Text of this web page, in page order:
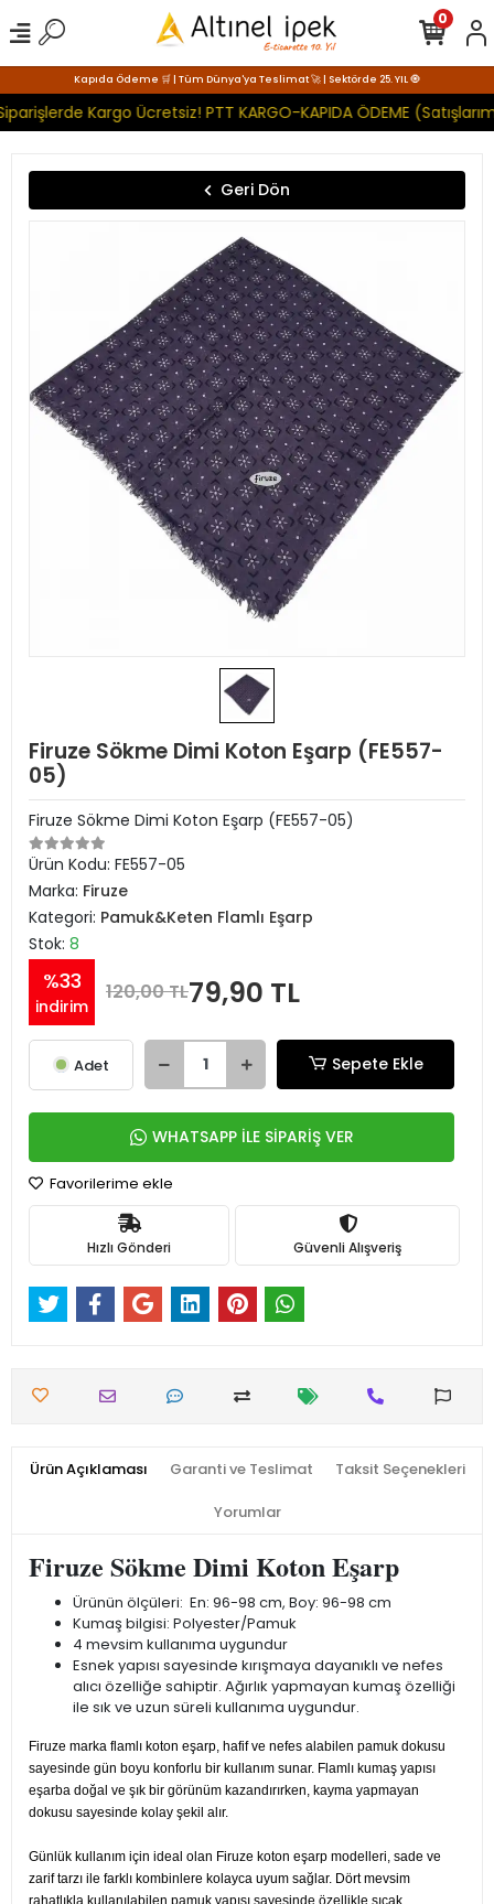
Kapıda Ödeme 🛒 | Tüm Dünya'ya Teslimat 🚀 | Sektörde 25. YIL 🧿
Kargo Ücretsiz! PTT KARGO-KAPIDA ÖDEME
0
Geri Dön
Firuze Sökme Dimi Koton Eşarp (FE557-
05)
Firuze Sökme Dimi Koton Eşarp (FE557-05)
Ürün Kodu: FE557-05
Marka: Firuze
Kategori: Pamuk&Keten Flamlı Eşarp
Stok: 8
%33
indirim
120,00 TL79,90 TL
Adet Sepete Ekle
WHATSAPP İLE SİPARİŞ VER
Favorilerime ekle
Hızlı Gönderi Güvenli Alışveriş
Ürün Açıklaması Garanti ve Teslimat Taksit Seçenekleri
Yorumlar
Firuze Sökme Dimi Koton Eşarp
Ürünün ölçüleri: En: 96-98 cm, Boy: 96-98 cm
Kumaş bilgisi: Polyester/Pamuk
4 mevsim kullanıma uygundur
Esnek yapısı sayesinde kırışmaya dayanıklı ve nefes
alıcı özelliğe sahiptir. Ağırlık yapmayan kumaş özelliği
ile sık ve uzun süreli kullanıma uygundur.
Firuze marka flamlı koton eşarp, hafif ve nefes alabilen pamuk dokusu
sayesinde gün boyu konforlu bir kullanım sunar. Flamlı kumaş yapısı
eşarba doğal ve şık bir görünüm kazandırırken, kayma yapmayan
dokusu sayesinde kolay şekil alır.
Günlük kullanım için ideal olan Firuze koton eşarp modelleri, sade ve
zarif tarzı ile farklı kombinlere kolayca uyum sağlar. Dört mevsim